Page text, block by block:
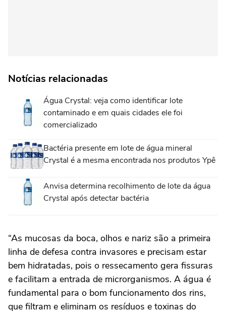
Notícias relacionadas
Água Crystal: veja como identificar lote
contaminado e em quais cidades ele foi
comercializado
Bactéria presente em lote de água mineral
Crystal é a mesma encontrada nos produtos Ypê
Anvisa determina recolhimento de lote da água
Crystal após detectar bactéria
“As mucosas da boca, olhos e nariz são a primeira
linha de defesa contra invasores e precisam estar
bem hidratadas, pois o ressecamento gera fissuras
e facilitam a entrada de microrganismos. A água é
fundamental para o bom funcionamento dos rins,
que filtram e eliminam os resíduos e toxinas do